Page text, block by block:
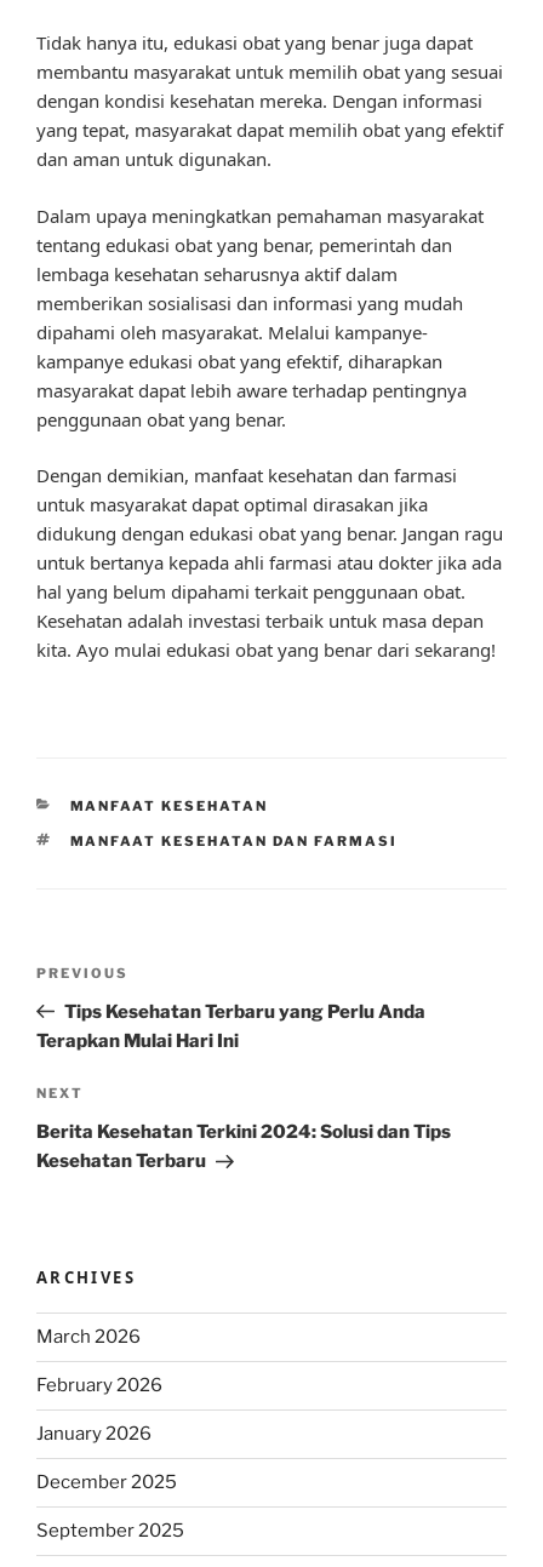
Tidak hanya itu, edukasi obat yang benar juga dapat
membantu masyarakat untuk memilih obat yang sesuai
dengan kondisi kesehatan mereka. Dengan informasi
yang tepat, masyarakat dapat memilih obat yang efektif
dan aman untuk digunakan.
Dalam upaya meningkatkan pemahaman masyarakat
tentang edukasi obat yang benar, pemerintah dan
lembaga kesehatan seharusnya aktif dalam
memberikan sosialisasi dan informasi yang mudah
dipahami oleh masyarakat. Melalui kampanye-
kampanye edukasi obat yang efektif, diharapkan
masyarakat dapat lebih aware terhadap pentingnya
penggunaan obat yang benar.
Dengan demikian, manfaat kesehatan dan farmasi
untuk masyarakat dapat optimal dirasakan jika
didukung dengan edukasi obat yang benar. Jangan ragu
untuk bertanya kepada ahli farmasi atau dokter jika ada
hal yang belum dipahami terkait penggunaan obat.
Kesehatan adalah investasi terbaik untuk masa depan
kita. Ayo mulai edukasi obat yang benar dari sekarang!
CATEGORIES
MANFAAT KESEHATAN
TAGS
MANFAAT KESEHATAN DAN FARMASI
Previous
Post
PREVIOUS
Tips Kesehatan Terbaru yang Perlu Anda
Terapkan Mulai Hari Ini
Next
Post
NEXT
Berita Kesehatan Terkini 2024: Solusi dan Tips
Kesehatan Terbaru
ARCHIVES
March 2026
February 2026
January 2026
December 2025
September 2025